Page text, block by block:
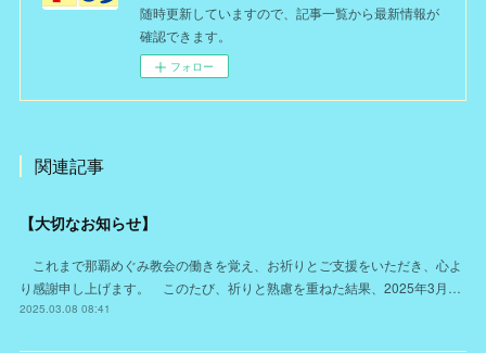
随時更新していますので、記事一覧から最新情報が
確認できます。
フォロー
関連記事
【大切なお知らせ】
これまで那覇めぐみ教会の働きを覚え、お祈りとご支援をいただき、心よ
り感謝申し上げます。 このたび、祈りと熟慮を重ねた結果、2025年3月…
2025.03.08 08:41